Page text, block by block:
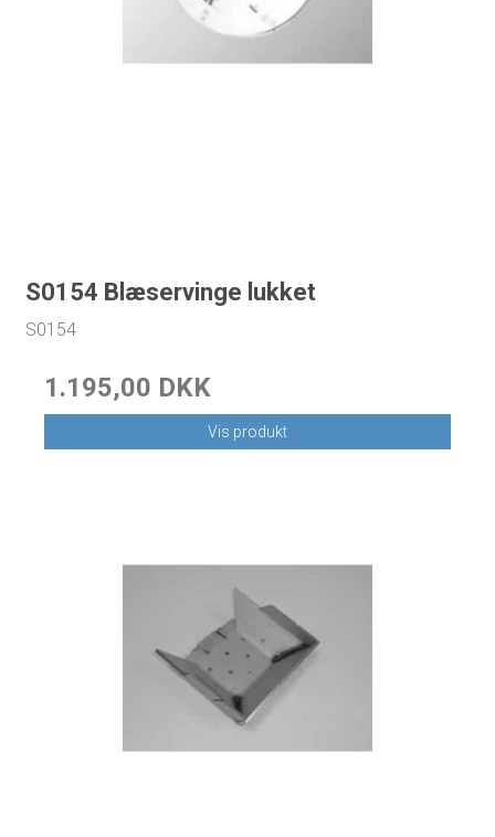
S0154 Blæservinge lukket
S0154
1.195,00 DKK
Vis produkt